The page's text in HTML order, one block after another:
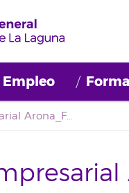
Empleo
Centro Empresarial Arona_FB (3)